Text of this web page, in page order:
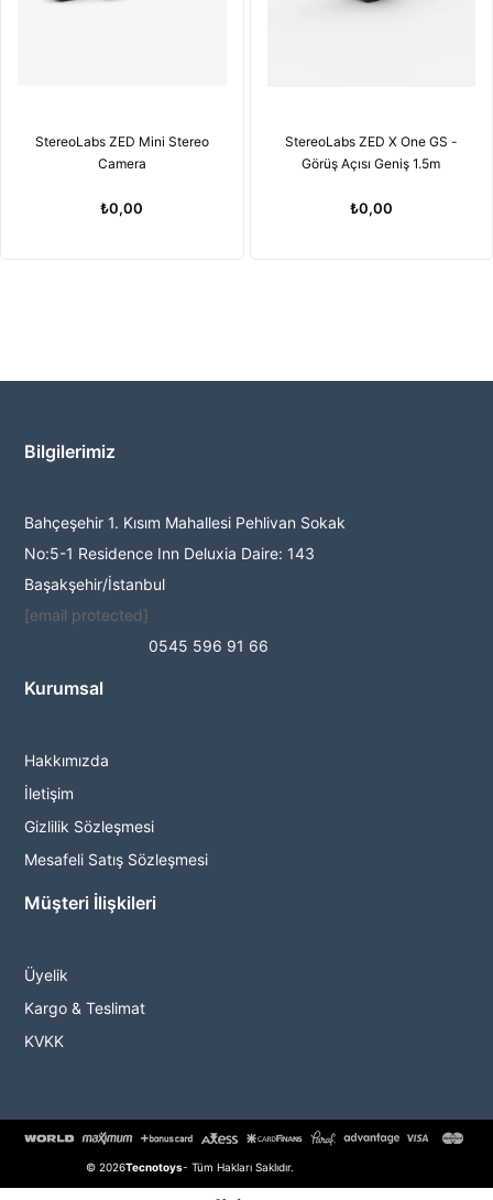
StereoLabs ZED Mini Stereo
Camera
₺0,00
StereoLabs ZED X One GS -
Görüş Açısı Geniş 1.5m
₺0,00
Bilgilerimiz
Bahçeşehir 1. Kısım Mahallesi Pehlivan Sokak
No:5-1 Residence Inn Deluxia Daire: 143
Başakşehir/İstanbul
[email protected]
0545 596 91 66
Kurumsal
Hakkımızda
İletişim
Gizlilik Sözleşmesi
Mesafeli Satış Sözleşmesi
Müşteri İlişkileri
Üyelik
Kargo & Teslimat
KVKK
© 2026Tecnotoys- Tüm Hakları Saklıdır.